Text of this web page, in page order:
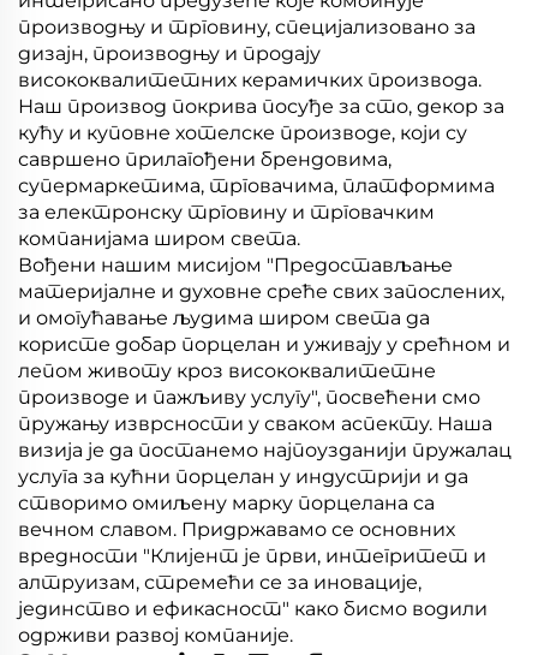
производњу и трговину, специјализовано за
дизајн, производњу и продају
висококвалитетних керамичких производа.
Наш производ покрива посуђе за сто, декор за
кућу и куповне хотелске производе, који су
савршено прилагођени брендовима,
супермаркетима, трговачима, платформима
за електронску трговину и трговачким
компанијама широм света.
Вођени нашим мисијом "Предостављање
материјалне и духовне среће свих запослених,
и омогућавање људима широм света да
користе добар порцелан и уживају у срећном и
лепом животу кроз висококвалитетне
производе и пажљиву услугу", посвећени смо
пружању изврсности у сваком аспекту. Наша
визија је да постанемо најпоузданији пружалац
услуга за кућни порцелан у индустрији и да
створимо омиљену марку порцелана са
вечном славом. Придржавамо се основних
вредности "Клијент је први, интегритет и
алтруизам, стремећи се за иновације,
јединство и ефикасност" како бисмо водили
одрживи развој компаније.